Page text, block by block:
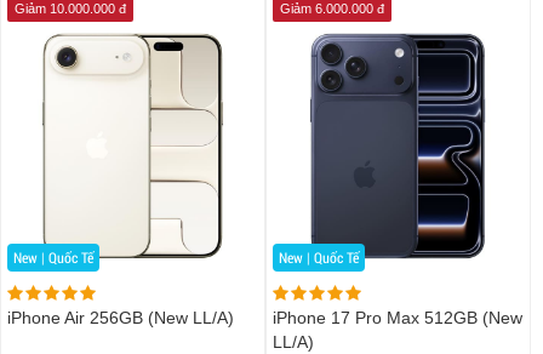
New | Quốc Tế
Giảm 10.000.000 đ
iPhone Air 256GB (New LL/A)
New | Quốc Tế
Giảm 6.000.000 đ
iPhone 17 Pro Max 512GB (New
LL/A)